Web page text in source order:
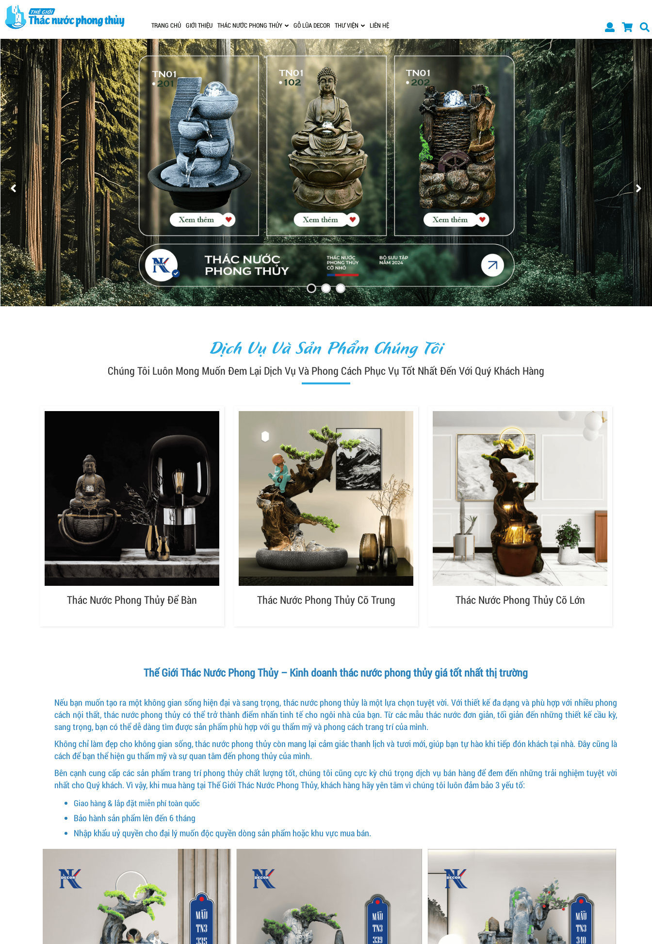
TRANG CHỦ GIỚI THIỆU THÁC NƯỚC PHONG THỦY GỖ LŨA DECOR THƯ VIỆN LIÊN HỆ
Dịch Vụ Và Sản Phẩm Chúng Tôi
Chúng Tôi Luôn Mong Muốn Đem Lại Dịch Vụ Và Phong Cách Phục Vụ Tốt Nhất Đến Với Quý Khách Hàng
Thác Nước Phong Thủy Để Bàn Thác Nước Phong Thủy Cỡ Trung Thác Nước Phong Thủy Cỡ Lớn
Thế Giới Thác Nước Phong Thủy – Kinh doanh thác nước phong thủy giá tốt nhất thị trường
Nếu bạn muốn tạo ra một không gian sống hiện đại và sang trọng, thác nước phong thủy là một lựa chọn tuyệt vời. Với thiết kế đa dạng và phù hợp với nhiều phong
cách nội thất, thác nước phong thủy có thể trở thành điểm nhấn tinh tế cho ngôi nhà của bạn. Từ các mẫu thác nước đơn giản, tối giản đến những thiết kế cầu kỳ,
sang trọng, bạn có thể dễ dàng tìm được sản phẩm phù hợp với gu thẩm mỹ và phong cách trang trí của mình.
Không chỉ làm đẹp cho không gian sống, thác nước phong thủy còn mang lại cảm giác thanh lịch và tươi mới, giúp bạn tự hào khi tiếp đón khách tại nhà. Đây cũng là
cách để bạn thể hiện gu thẩm mỹ và sự quan tâm đến phong thủy của mình.
Bên cạnh cung cấp các sản phẩm trang trí phong thủy chất lượng tốt, chúng tôi cũng cực kỳ chú trọng dịch vụ bán hàng để đem đến những trải nghiệm tuyệt vời
nhất cho Quý khách. Vì vậy, khi mua hàng tại Thế Giới Thác Nước Phong Thủy, khách hàng hãy yên tâm vì chúng tôi luôn đảm bảo 3 yếu tố:
Giao hàng & lắp đặt miễn phí toàn quốc
Bảo hành sản phẩm lên đến 6 tháng
Nhập khẩu uỷ quyền cho đại lý muốn độc quyền dòng sản phẩm hoặc khu vực mua bán.